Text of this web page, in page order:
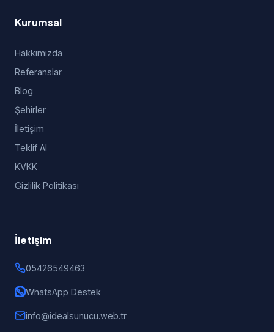
Kurumsal
Hakkımızda
Referanslar
Blog
Şehirler
İletişim
Teklif Al
KVKK
Gizlilik Politikası
İletişim
05426549463
WhatsApp Destek
info@idealsunucu.web.tr